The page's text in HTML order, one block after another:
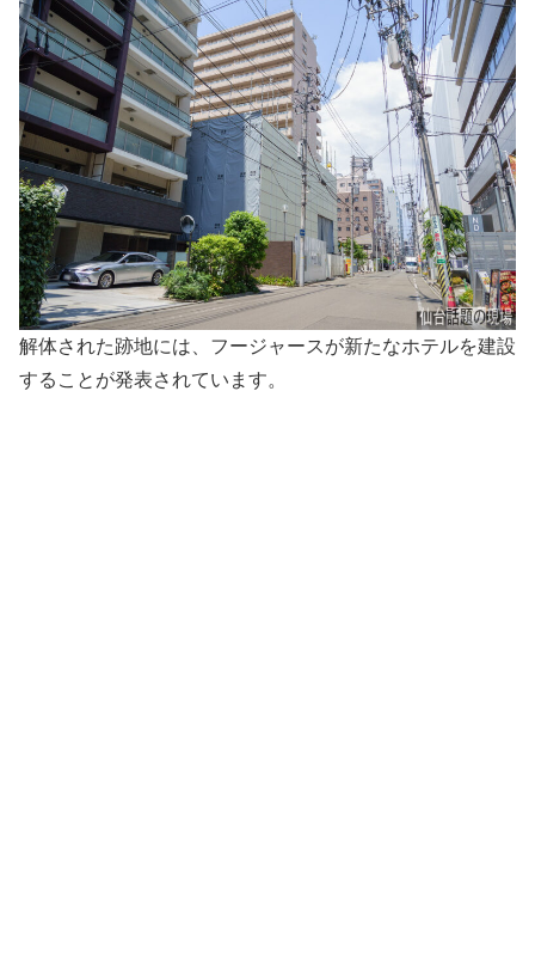
解体された跡地には、フージャースが新たなホテルを建設
することが発表されています。